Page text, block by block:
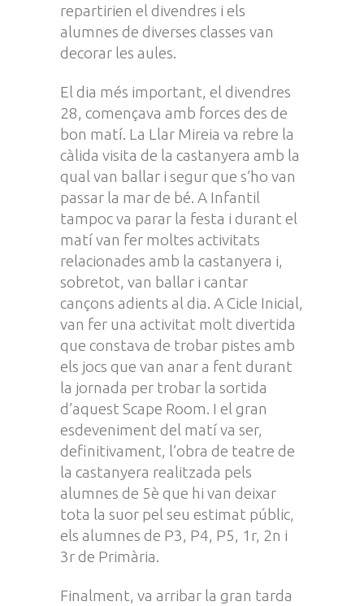
repartirien el divendres i els
alumnes de diverses classes van
decorar les aules.
El dia més important, el divendres
28, començava amb forces des de
bon matí. La Llar Mireia va rebre la
càlida visita de la castanyera amb la
qual van ballar i segur que s’ho van
passar la mar de bé. A Infantil
tampoc va parar la festa i durant el
matí van fer moltes activitats
relacionades amb la castanyera i,
sobretot, van ballar i cantar
cançons adients al dia. A Cicle Inicial,
van fer una activitat molt divertida
que constava de trobar pistes amb
els jocs que van anar a fent durant
la jornada per trobar la sortida
d’aquest Scape Room. I el gran
esdeveniment del matí va ser,
definitivament, l’obra de teatre de
la castanyera realitzada pels
alumnes de 5è que hi van deixar
tota la suor pel seu estimat públic,
els alumnes de P3, P4, P5, 1r, 2n i
3r de Primària.
Finalment, va arribar la gran tarda